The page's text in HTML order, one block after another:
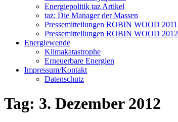
Energiepolitik taz Artikel
taz: Die Manager der Massen
Pressemitteilungen ROBIN WOOD 2011
Pressemitteilungen ROBIN WOOD 2012
Energiewende
Klimakatastrophe
Erneuerbare Energien
Impressum/Kontakt
Datenschutz
Tag: 3. Dezember 2012